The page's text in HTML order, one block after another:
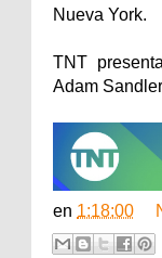
Nueva York.
TNT
Adam
en 1:18:00